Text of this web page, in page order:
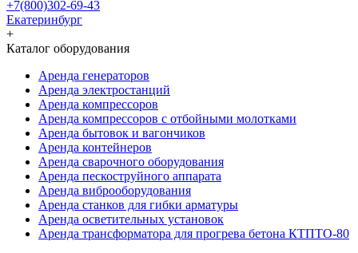
+7(800)302-69-43
Екатеринбург
+
Каталог оборудования
Аренда генераторов
Аренда электростанций
Аренда компрессоров
Аренда компрессоров с отбойными молотками
Аренда бытовок и вагончиков
Аренда контейнеров
Аренда сварочного оборудования
Аренда пескоструйного аппарата
Аренда виброоборудования
Аренда станков для гибки арматуры
Аренда осветительных установок
Аренда трансформатора для прогрева бетона КТПТО-80